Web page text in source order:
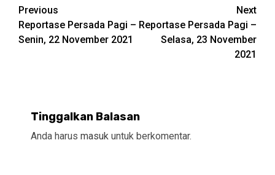
Continue
Reading
Previous
Reportase Persada Pagi –
Senin, 22 November 2021
Next
Reportase Persada Pagi –
Selasa, 23 November
2021
Tinggalkan Balasan
Anda harus masuk untuk berkomentar.